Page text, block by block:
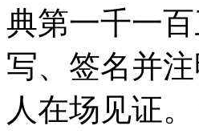
典第一千一
写、签名并
人在场见证